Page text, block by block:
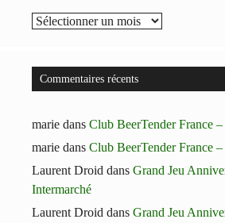
Archives
Commentaires récents
marie dans Club BeerTender France
marie dans Club BeerTender France
Laurent Droid dans Grand Jeu
Intermarché
Laurent Droid dans Grand Jeu